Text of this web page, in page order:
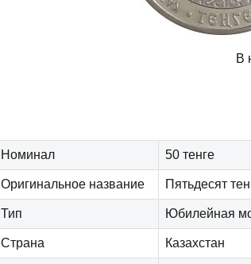
В
Номинал 50 тенге
Оригинальное название Пятьдесят
Тип Юбилейная
Страна Казахстан